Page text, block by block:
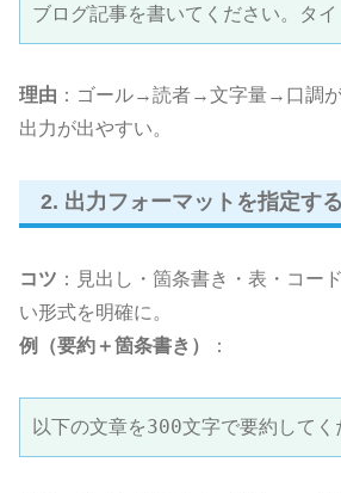
ブログ記事を書いてください。タ
理由 ：ゴール→読者→文字量→口調
出力が出やすい。
2. 出力フォーマットを指定する
コツ ：見出し・箇条書き・表・コー
い形式を明確に。
例（要約＋箇条書き）
：
以下の文章を300文字で要約して